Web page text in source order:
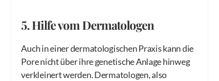
5. Hilfe vom Dermatologen
Auch in einer dermatologischen Praxis kann die
Pore nicht über ihre genetische Anlage hinweg
verkleinert werden. Dermatologen, also